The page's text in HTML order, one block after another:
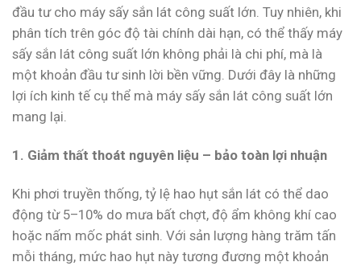
đầu tư cho máy sấy sắn lát công suất lớn. Tuy nhiên, khi
phân tích trên góc độ tài chính dài hạn, có thể thấy máy
sấy sắn lát công suất lớn không phải là chi phí, mà là
một khoản đầu tư sinh lời bền vững. Dưới đây là những
lợi ích kinh tế cụ thể mà máy sấy sắn lát công suất lớn
mang lại.
1. Giảm thất thoát nguyên liệu – bảo toàn lợi nhuận
Khi phơi truyền thống, tỷ lệ hao hụt sắn lát có thể dao
động từ 5–10% do mưa bất chợt, độ ẩm không khí cao
hoặc nấm mốc phát sinh. Với sản lượng hàng trăm tấn
mỗi tháng, mức hao hụt này tương đương một khoản